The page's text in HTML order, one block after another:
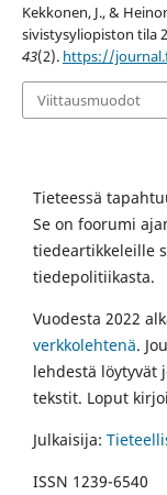
Kekkonen, J., &
sivistysyliopiston tila
43(2). https://
Viittausmuodot
Tieteessä
Se on foorumi
tiedeartikkeleille
tiedepolitiikasta.
Vuodesta 2022
verkkolehtenä.
lehdestä löytyvät
tekstit. Loput
Julkaisija:
ISSN 1239-6540